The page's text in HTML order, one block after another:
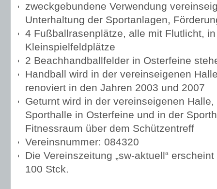
zweckgebundene Verwendung
Unterhaltung der Sportanlagen,
4 Fußballrasenplätze, alle mit Flutlicht,
Kleinspielfeldplätze
2 Beachhandballfelder in Osterfeine
Handball wird in der vereinseigenen
renoviert in den Jahren 2003 und 2007
Geturnt wird in der vereinseigenen
Sporthalle in Osterfeine und in der
Fitnessraum über dem Schützentreff
Vereinsnummer: 084320
Die Vereinszeitung „sw-aktuell“
100 Stck.